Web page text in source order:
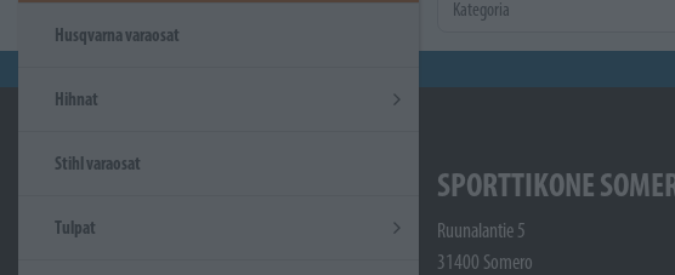
Husqvarna varaosat
Hihnat
Stihl varaosat
Tulpat
SPORTTIKONE
Ruunalantie 5
31400 Somero